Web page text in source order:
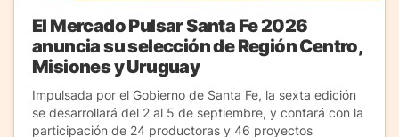
El Mercado Pulsar Santa Fe 2026
anuncia su selección de Región Centro,
Misiones y Uruguay
Impulsada por el Gobierno de Santa Fe, la sexta edición
se desarrollará del 2 al 5 de septiembre, y contará con la
participación de 24 productoras y 46 proyectos